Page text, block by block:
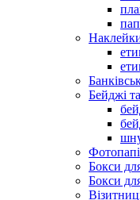
Бейджі
Бокси
Бокси